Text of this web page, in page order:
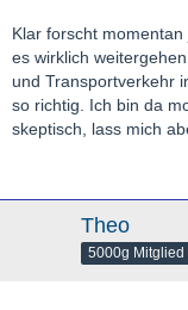
Klar forscht
es wirklich
und Transportverkehr
so richtig. Ich bin da
skeptisch, lass mich
Theo
5000g Mitglied